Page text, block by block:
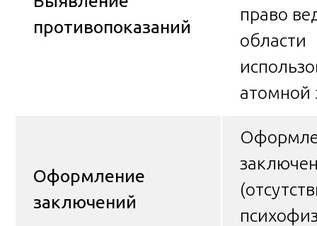
противопоказаний
право
области
атомной
Оформление
заключений